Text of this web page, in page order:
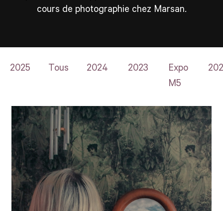
cours de photographie chez Marsan.
2025 Tous 2024 2023
Expo
M5